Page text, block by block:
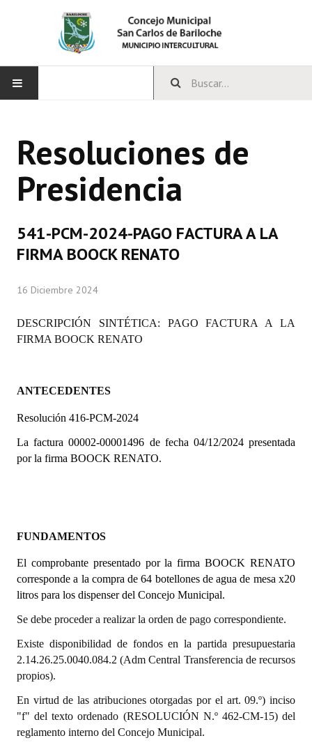
CONCEJO
Bloques Políticos
Comisiones Permanentes
Programas
Constitución Nacional
Constitución Provincial
Carta Orgánica 2007
Organigrama
DOCUMENTOS
Informes de Gestión
Proyectos Presentados
Dictámenes Asesoría Letrada
Actas de Sesión
Informes de Unidad Coordinadora
Ejecución Presupuestaria
Resoluciones de
Presidencia
541-PCM-2024-PAGO FACTURA A LA
FIRMA BOOCK RENATO
16 Diciembre 2024
DESCRIPCIÓN SINTÉTICA: PAGO FACTURA A LA
FIRMA BOOCK RENATO
ANTECEDENTES
Resolución 416-PCM-2024
La factura 00002-00001496 de fecha 04/12/2024 presentada
por la firma BOOCK RENATO.
FUNDAMENTOS
El comprobante presentado por la firma BOOCK RENATO
corresponde a la compra de 64 botellones de agua de mesa x20
litros para los dispenser del Concejo Municipal.
Se debe proceder a realizar la orden de pago correspondiente.
Existe disponibilidad de fondos en la partida presupuestaria
2.14.26.25.0040.084.2 (Adm Central Transferencia de recursos
propios).
En virtud de las atribuciones otorgadas por el art. 09.º) inciso
"f" del texto ordenado (RESOLUCIÓN N.º 462-CM-15) del
reglamento interno del Concejo Municipal.